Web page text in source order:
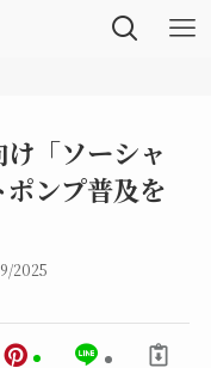
「ソーシャ
ンプ普及を
2025